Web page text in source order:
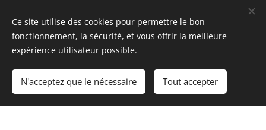
Unione Superiori Generali - Via dei Penitenzieri 19 -00193 ROMA
Cookies
Langues
Italiano
English Français Español
Ce site utilise des cookies pour permettre le bon
fonctionnement, la sécurité, et vous offrir la meilleure
expérience utilisateur possible.
N'acceptez que le nécessaire Tout accepter